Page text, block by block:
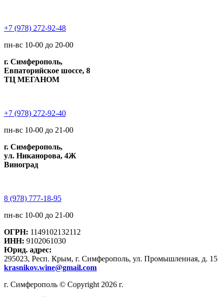
+7 (978) 272-92-48
пн-вс 10-00 до 20-00
г. Симферополь,
Евпаторийское шоссе, 8
ТЦ МЕГАНОМ
+7 (978) 272-92-40
пн-вс 10-00 до 21-00
г. Симферополь,
ул. Никанорова, 4Ж
Виноград
8 (978) 777-18-95
пн-вс 10-00 до 21-00
ОГРН: 1149102132112
ИНН: 9102061030
Юрид. адрес:
295023, Респ. Крым, г. Симферополь, ул. Промышленная, д. 15
krasnikov.wine@gmail.com
г. Симферополь © Copyright 2026 г.